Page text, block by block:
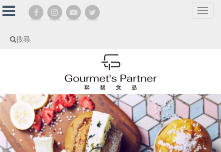
搜尋
選